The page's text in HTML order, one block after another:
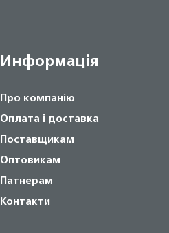
Информація
Про компанію
Оплата і доставка
Поставщикам
Оптовикам
Патнерам
Контакти